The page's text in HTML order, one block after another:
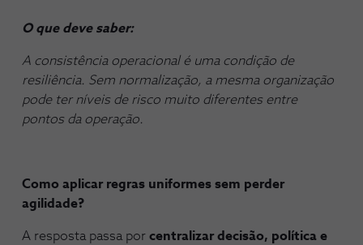
O que deve saber:
A consistência operacional é uma condição de
resiliência. Sem normalização, a mesma organização
pode ter níveis de risco muito diferentes entre
pontos da operação.
Como aplicar regras uniformes sem perder
agilidade?
A resposta passa por centralizar decisão, política e